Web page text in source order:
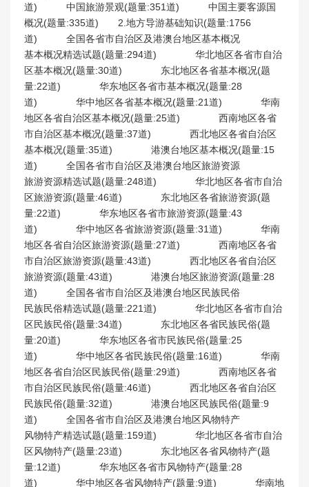
道) 中国旅游景观(题量:351道) 中国主要客源国
概况(题量:335道) 2.地方导游基础知识(题量:1756
道) 全国各省市自治区及港澳台地区基本概况
基本概况精选试题(题量:294道) 华北地区各省市自治
区基本概况(题量:30道) 东北地区各省基本概况(题
量:22道) 华东地区各省市基本概况(题量:28
道) 华中地区各省基本概况(题量:21道) 华南
地区各省自治区基本概况(题量:25道) 西南地区各省
市自治区基本概况(题量:37道) 西北地区各省自治区
基本概况(题量:35道) 港澳台地区基本概况(题量:15
道) 全国各省市自治区及港澳台地区旅游资源
旅游资源精选试题(题量:248道) 华北地区各省市自治
区旅游资源(题量:46道) 东北地区各省旅游资源(题
量:22道) 华东地区各省市旅游资源(题量:43
道) 华中地区各省旅游资源(题量:31道) 华南
地区各省自治区旅游资源(题量:27道) 西南地区各省
市自治区旅游资源(题量:43道) 西北地区各省自治区
旅游资源(题量:43道) 港澳台地区旅游资源(题量:28
道) 全国各省市自治区及港澳台地区民族民俗
民族民俗精选试题(题量:221道) 华北地区各省市自治
区民族民俗(题量:34道) 东北地区各省民族民俗(题
量:20道) 华东地区各省市民族民俗(题量:25
道) 华中地区各省民族民俗(题量:16道) 华南
地区各省自治区民族民俗(题量:29道) 西南地区各省
市自治区民族民俗(题量:46道) 西北地区各省自治区
民族民俗(题量:32道) 港澳台地区民族民俗(题量:9
道) 全国各省市自治区及港澳台地区风物特产
风物特产精选试题(题量:159道) 华北地区各省市自治
区风物特产(题量:23道) 东北地区各省风物特产(题
量:12道) 华东地区各省市风物特产(题量:28
道) 华中地区各省风物特产(题量:9道) 华南地